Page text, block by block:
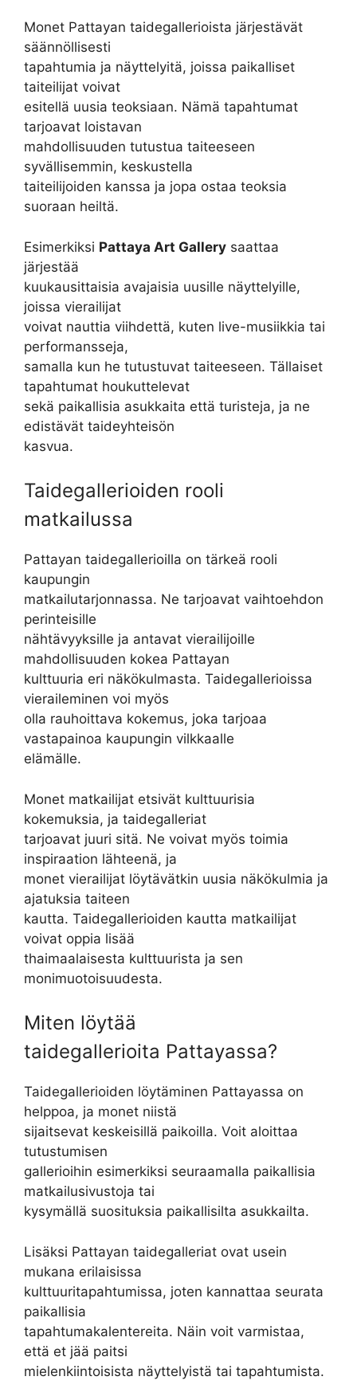
Monet Pattayan taidegallerioista järjestävät
säännöllisesti
tapahtumia ja näyttelyitä, joissa paikalliset
taiteilijat voivat
esitellä uusia teoksiaan. Nämä tapahtumat
tarjoavat loistavan
mahdollisuuden tutustua taiteeseen
syvällisemmin, keskustella
taiteilijoiden kanssa ja jopa ostaa teoksia
suoraan heiltä.
Esimerkiksi Pattaya Art Gallery saattaa
järjestää
kuukausittaisia avajaisia uusille näyttelyille,
joissa vierailijat
voivat nauttia viihdettä, kuten live-musiikkia tai
performansseja,
samalla kun he tutustuvat taiteeseen. Tällaiset
tapahtumat houkuttelevat
sekä paikallisia asukkaita että turisteja, ja ne
edistävät taideyhteisön
kasvua.
Taidegallerioiden rooli
matkailussa
Pattayan taidegallerioilla on tärkeä rooli
kaupungin
matkailutarjonnassa. Ne tarjoavat vaihtoehdon
perinteisille
nähtävyyksille ja antavat vierailijoille
mahdollisuuden kokea Pattayan
kulttuuria eri näkökulmasta. Taidegallerioissa
vieraileminen voi myös
olla rauhoittava kokemus, joka tarjoaa
vastapainoa kaupungin vilkkaalle
elämälle.
Monet matkailijat etsivät kulttuurisia
kokemuksia, ja taidegalleriat
tarjoavat juuri sitä. Ne voivat myös toimia
inspiraation lähteenä, ja
monet vierailijat löytävätkin uusia näkökulmia ja
ajatuksia taiteen
kautta. Taidegallerioiden kautta matkailijat
voivat oppia lisää
thaimaalaisesta kulttuurista ja sen
monimuotoisuudesta.
Miten löytää
taidegallerioita Pattayassa?
Taidegallerioiden löytäminen Pattayassa on
helppoa, ja monet niistä
sijaitsevat keskeisillä paikoilla. Voit aloittaa
tutustumisen
gallerioihin esimerkiksi seuraamalla paikallisia
matkailusivustoja tai
kysymällä suosituksia paikallisilta asukkailta.
Lisäksi Pattayan taidegalleriat ovat usein
mukana erilaisissa
kulttuuritapahtumissa, joten kannattaa seurata
paikallisia
tapahtumakalentereita. Näin voit varmistaa,
että et jää paitsi
mielenkiintoisista näyttelyistä tai tapahtumista.